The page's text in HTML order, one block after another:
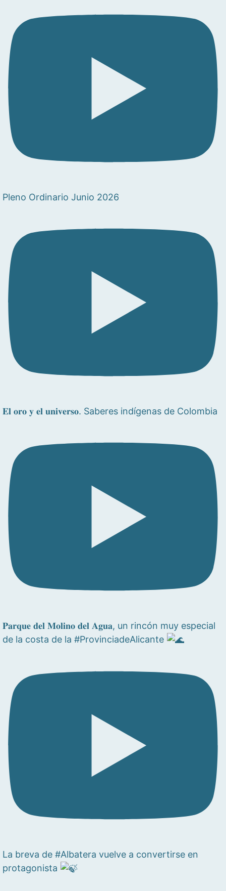
Pleno Ordinario Junio 2026
𝐄𝐥 𝐨𝐫𝐨 𝐲 𝐞𝐥 𝐮𝐧𝐢𝐯𝐞𝐫𝐬𝐨. Saberes indígenas de Colombia
𝐏𝐚𝐫𝐪𝐮𝐞 𝐝𝐞𝐥 𝐌𝐨𝐥𝐢𝐧𝐨 𝐝𝐞𝐥 𝐀𝐠𝐮𝐚, un rincón muy especial
de la costa de la #ProvinciadeAlicante
La breva de #Albatera vuelve a convertirse en
protagonista